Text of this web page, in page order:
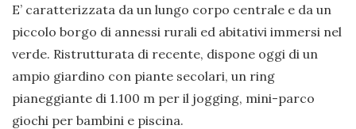
E’ caratterizzata da un lungo corpo centrale e da un
piccolo borgo di annessi rurali ed abitativi immersi nel
verde. Ristrutturata di recente, dispone oggi di un
ampio giardino con piante secolari, un ring
pianeggiante di 1.100 m per il jogging, mini-parco
giochi per bambini e piscina.